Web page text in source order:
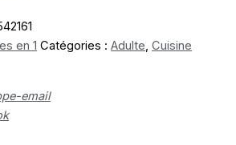
en 1 Catégories :Adulte,Cuisine